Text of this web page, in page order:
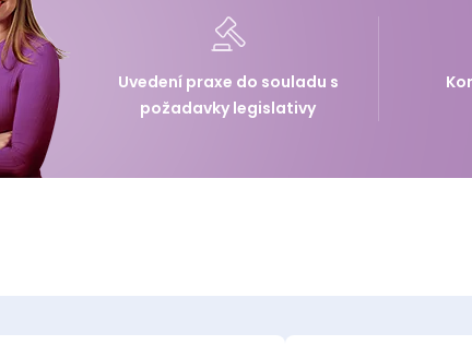
Uvedení praxe do souladu s
požadavky legislativy